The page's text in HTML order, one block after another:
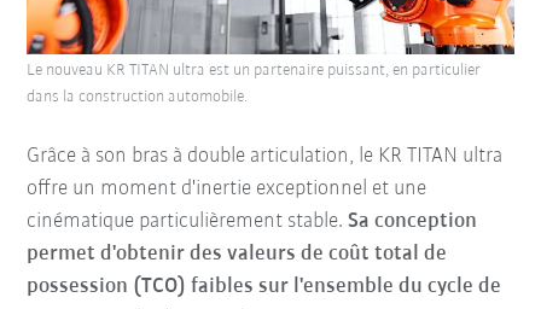
Grâce à son bras à double articulation, le KR TITAN ultra
offre un moment d'inertie exceptionnel et une
cinématique particulièrement stable.Sa conception
permet d'obtenir des valeurs de coût total de
possession (TCO) faibles sur l'ensemble du cycle de
Le nouveau KR TITAN ultra est un partenaire puissant, en particulier
dans la construction automobile.